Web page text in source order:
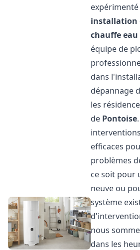
installation
chauffe eau
équipe de
dans
dépannage
les
de Pontoise
efficaces
problèmes
ce soit pour
neuve ou
système
nous
dans les